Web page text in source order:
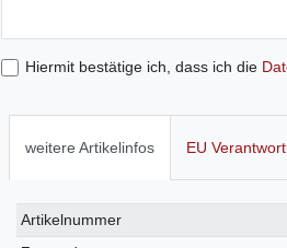
Hiermit bestätige ich, dass ich die
weitere Artikelinfos EU
Technisches
Merkmal
Wert
Artikelnummer